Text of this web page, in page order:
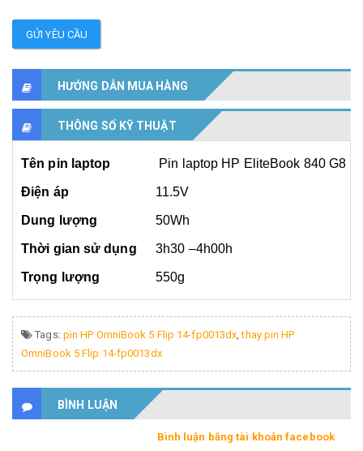
GỬI YÊU CẦU
HƯỚNG DẪN MUA HÀNG
THÔNG SỐ KỸ THUẬT
Tên pin laptop Pin laptop HP EliteBook 840 G8
Điện áp 11.5V
Dung lượng 50Wh
Thời gian sử dụng 3h30 –4h00h
Trọng lượng 550g
Tags: pin HP OmniBook 5 Flip 14-fp0013dx,thay pin HP
OmniBook 5 Flip 14-fp0013dx
BÌNH LUẬN
Bình luận bằng tài khoản facebook